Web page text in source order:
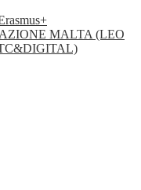
MALTA (LEO